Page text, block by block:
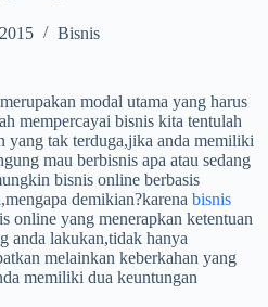
Bisnis
modal utama yang harus
mempercayai bisnis kita tentulah
yang tak terduga,jika anda memiliki
mau berbisnis apa atau sedang
bisnis online berbasis
demikian?karena bisnis
online yang menerapkan ketentuan
anda lakukan,tidak hanya
melainkan keberkahan yang
memiliki dua keuntungan